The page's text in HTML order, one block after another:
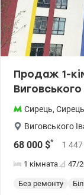
Продаж 1-
Сирець, Сирець
Виговського
68 000 $* 1 447
1 кімната 47/
Без ремонту